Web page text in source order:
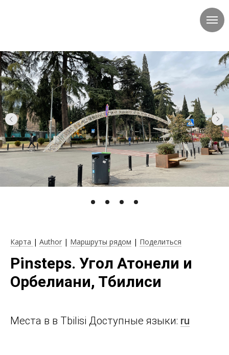
Карта | Author | Маршруты рядом | Поделиться
Pinsteps. Угол Атонели и
Орбелиани, Тбилиси
Места в в Tbilisi Доступные языки: ru